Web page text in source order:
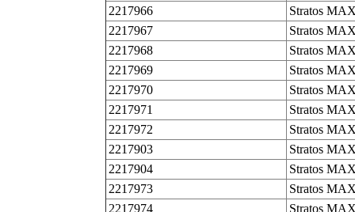
2217966
Stratos
2217967
Stratos
2217968
Stratos
2217969
Stratos
2217970
Stratos
2217971
Stratos
2217972
Stratos
2217903
Stratos
2217904
Stratos
2217973
Stratos
2217974
Stratos